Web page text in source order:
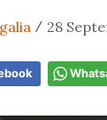
/ 28